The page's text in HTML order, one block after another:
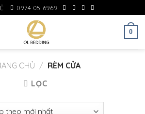
0974 05 6969
0
CHỦ / RÈM CỬA
LỌC